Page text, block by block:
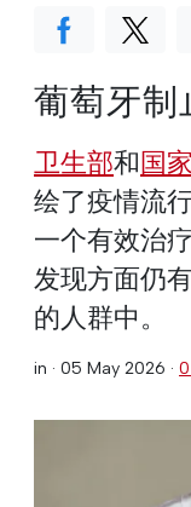
葡萄牙制
卫生部和国
绘了疫情流
一个有效治
发现方面仍
的人群中。
in · 05 May 2026 ·